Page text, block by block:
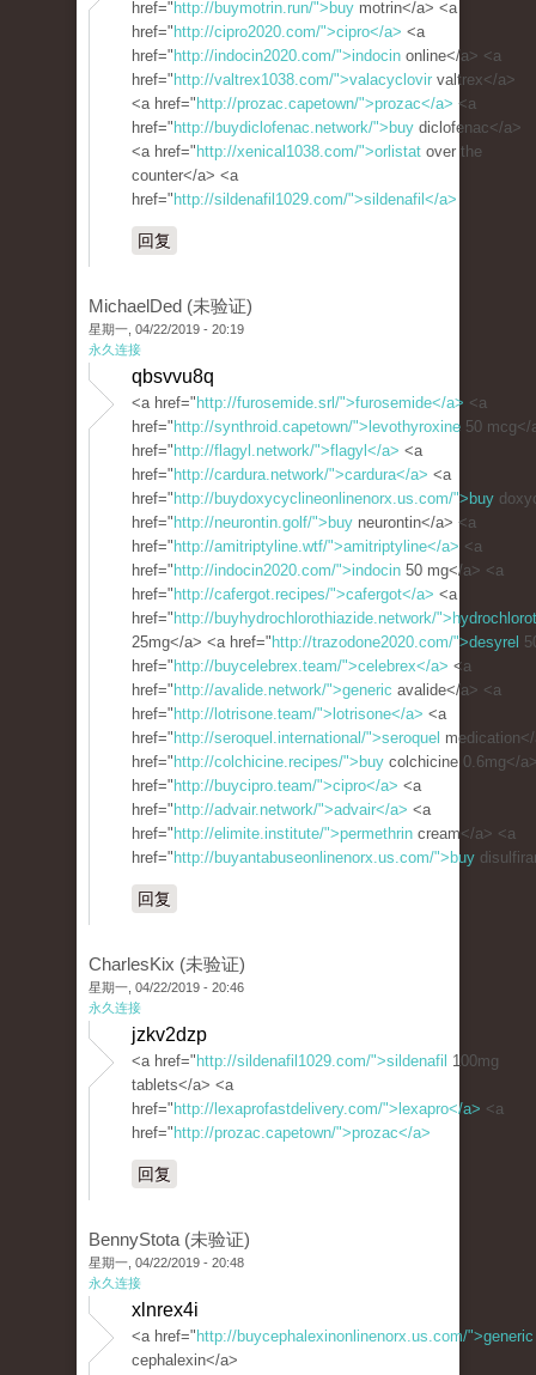
href=" http://buymotrin.run/">buy motrin</a> <a
href=" http://cipro2020.com/">cipro</a> <a
href=" http://indocin2020.com/">indocin online</a> <a
href=" http://valtrex1038.com/">valacyclovir valtrex</a>
<a href=" http://prozac.capetown/">prozac</a> <a
href=" http://buydiclofenac.network/">buy diclofenac</a>
<a href=" http://xenical1038.com/">orlistat over the
counter</a> <a
href=" http://sildenafil1029.com/">sildenafil</a>
回复
MichaelDed (未验证)
星期一, 04/22/2019 - 20:19
永久连接
qbsvvu8q
<a href=" http://furosemide.srl/">furosemide</a> <a
href=" http://synthroid.capetown/">levothyroxine 50 mcg</
href=" http://flagyl.network/">flagyl</a> <a
href=" http://cardura.network/">cardura</a> <a
href=" http://buydoxycyclineonlinenorx.us.com/">buy
href=" http://neurontin.golf/">buy neurontin</a> <a
href=" http://amitriptyline.wtf/">amitriptyline</a> <a
href=" http://indocin2020.com/">indocin 50 mg</a> <a
href=" http://cafergot.recipes/">cafergot</a> <a
href=" http://buyhydrochlorothiazide.network/
25mg</a> <a href=" http://trazodone2020.com/">desyrel
href=" http://buycelebrex.team/">celebrex</a> <a
href=" http://avalide.network/">generic avalide</a> <a
href=" http://lotrisone.team/">lotrisone</a> <a
href=" http://seroquel.international/">seroquel
href=" http://colchicine.recipes/">buy colchicine 0.6mg</
href=" http://buycipro.team/">cipro</a> <a
href=" http://advair.network/">advair</a> <a
href=" http://elimite.institute/">permethrin cream</a> <a
href=" http://buyantabuseonlinenorx.us.com/">buy
回复
CharlesKix (未验证)
星期一, 04/22/2019 - 20:46
永久连接
jzkv2dzp
<a href=" http://sildenafil1029.com/">sildenafil 100mg
tablets</a> <a
href=" http://lexaprofastdelivery.com/">lexapro</a> <a
href=" http://prozac.capetown/">prozac</a>
回复
BennyStota (未验证)
星期一, 04/22/2019 - 20:48
永久连接
xlnrex4i
<a href=" http://buycephalexinonlinenorx.us.com/">generic
cephalexin</a>